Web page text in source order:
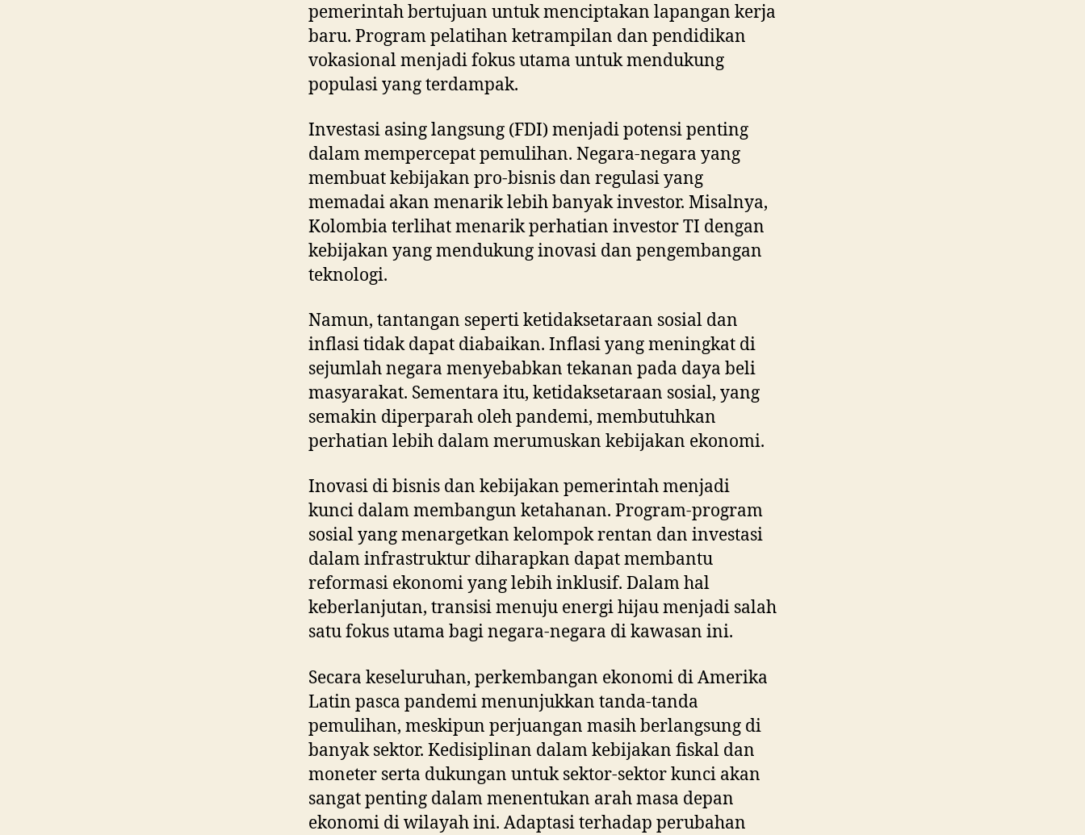
pemerintah bertujuan untuk menciptakan lapangan kerja
baru. Program pelatihan ketrampilan dan pendidikan
vokasional menjadi fokus utama untuk mendukung
populasi yang terdampak.
Investasi asing langsung (FDI) menjadi potensi penting
dalam mempercepat pemulihan. Negara-negara yang
membuat kebijakan pro-bisnis dan regulasi yang
memadai akan menarik lebih banyak investor. Misalnya,
Kolombia terlihat menarik perhatian investor TI dengan
kebijakan yang mendukung inovasi dan pengembangan
teknologi.
Namun, tantangan seperti ketidaksetaraan sosial dan
inflasi tidak dapat diabaikan. Inflasi yang meningkat di
sejumlah negara menyebabkan tekanan pada daya beli
masyarakat. Sementara itu, ketidaksetaraan sosial, yang
semakin diperparah oleh pandemi, membutuhkan
perhatian lebih dalam merumuskan kebijakan ekonomi.
Inovasi di bisnis dan kebijakan pemerintah menjadi
kunci dalam membangun ketahanan. Program-program
sosial yang menargetkan kelompok rentan dan investasi
dalam infrastruktur diharapkan dapat membantu
reformasi ekonomi yang lebih inklusif. Dalam hal
keberlanjutan, transisi menuju energi hijau menjadi salah
satu fokus utama bagi negara-negara di kawasan ini.
Secara keseluruhan, perkembangan ekonomi di Amerika
Latin pasca pandemi menunjukkan tanda-tanda
pemulihan, meskipun perjuangan masih berlangsung di
banyak sektor. Kedisiplinan dalam kebijakan fiskal dan
moneter serta dukungan untuk sektor-sektor kunci akan
sangat penting dalam menentukan arah masa depan
ekonomi di wilayah ini. Adaptasi terhadap perubahan